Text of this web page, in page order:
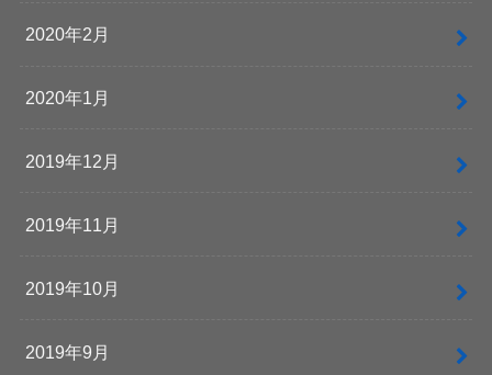
2020年2月
2020年1月
2019年12月
2019年11月
2019年10月
2019年9月